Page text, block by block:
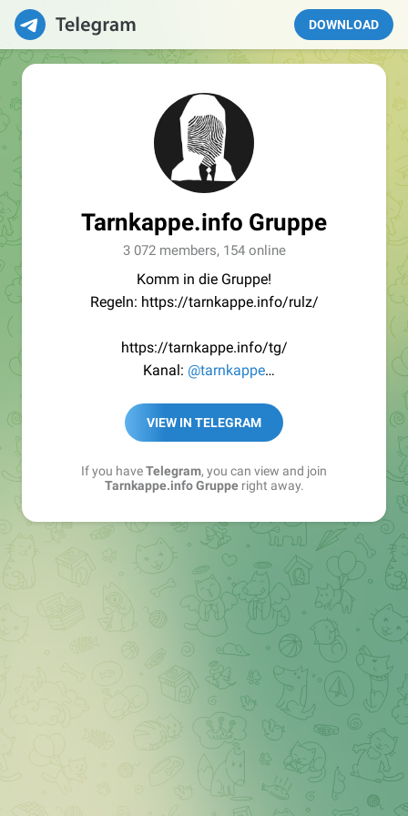
DOWNLOAD
Tarnkappe.info Gruppe
3 072 members, 154 online
Komm in die Gruppe!
Regeln: https://tarnkappe.info/rulz/
https://tarnkappe.info/tg/
Kanal: @tarnkappe
Best of:@bestoftarnkappe
Kochen: https://t.me/+WSW5F1VcmhliMjk6
VIEW IN TELEGRAM
If you haveTelegram, you can view and join
Tarnkappe.info Grupperight away.